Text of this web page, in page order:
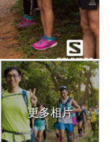
更多相片